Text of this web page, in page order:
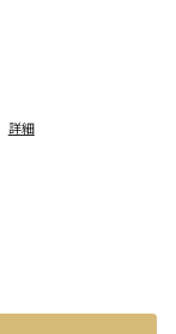
詳細